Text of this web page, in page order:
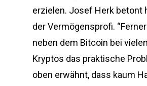
erzielen. Josef Herk betont
der Vermögensprofi.
neben dem Bitcoin bei
Kryptos das praktische
oben erwähnt, dass kaum